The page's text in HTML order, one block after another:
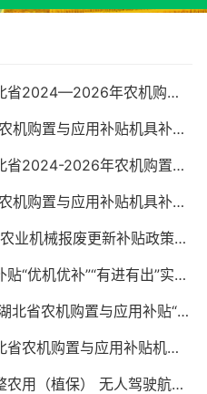
湖北省农业农村厅关于湖北省2024—2026年农机购置与应用补贴机具补贴额一览表（2026年第二次调整）和第二批农机购置补贴归档产品的通告
关于湖北省2024-2026年农机购置与应用补贴机具补贴额一览表（2026年二次调整）和2026年第二批农机购置补贴投档产品形式审核情况的公示
湖北省农业农村厅关于湖北省2024-2026年农机购置与应用补贴机具补贴额一览表（2026年调整）和第一批农机购置补贴归档产品的通告
关于湖北省2024-2026年农机购置与应用补贴机具补贴额一览表（2026年调整）和2026年第一批农机购置补贴投档产品形式审核情况的公示
关于《关于实施好2026年农业机械报废更新补贴政策的通知》的公示
《湖北省农机购置与应用补贴“优机优补”“有进有出”实施方案》政策解读
省农业农村厅关于印发 《湖北省农机购置与应用补贴“优机优补” “有进有出”实施方案》的通知
省农业农村厅关于征集湖北省农机购置与应用补贴机具品目档次意见建议的通知
湖北省农业农村厅关于调整农用（植保） 无人驾驶航空器等机具补贴额一览表的通告